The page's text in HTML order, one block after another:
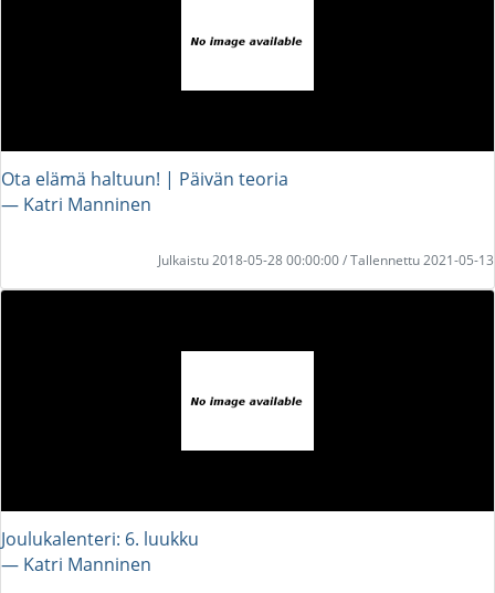
Ota elämä haltuun! | Päivän teoria
― Katri Manninen
Julkaistu 2018-05-28 00:00:00 / Tallennettu 2021-05-13
Joulukalenteri: 6. luukku
― Katri Manninen